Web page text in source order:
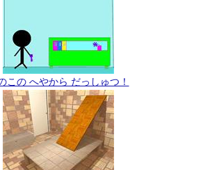
この へやから だっしゅつ！